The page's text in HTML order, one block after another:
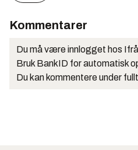
Kommentarer
Du må være innlogget hos
Bruk BankID for automatisk
Du kan kommentere under